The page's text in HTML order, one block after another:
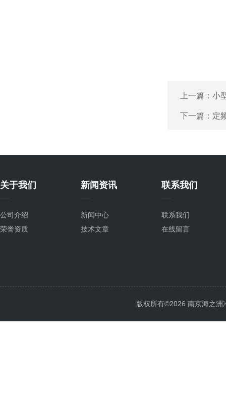
上一篇： 小
下一篇： 定
关于我们
公司介绍
荣誉资质
新闻资讯
新闻中心
技术文章
联系我们
联系我们
在线留言
版权所有©2026 南京海之